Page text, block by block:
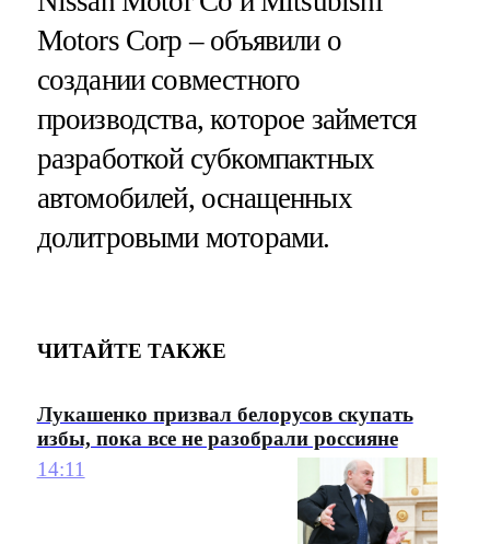
Motors Corp – объявили о
создании совместного
производства, которое займется
разработкой субкомпактных
автомобилей, оснащенных
долитровыми моторами.
ЧИТАЙТЕ ТАКЖЕ
Лукашенко призвал белорусов скупать
избы, пока все не разобрали россияне
14:11